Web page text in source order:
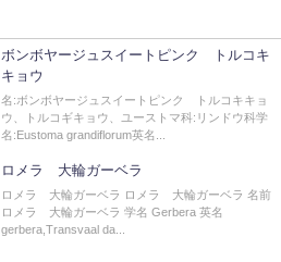
ボンボヤージュスイートピンク トルコキ
キョウ
名:ボンボヤージュスイートピンク トルコキキョ
ウ、トルコギキョウ、ユーストマ科:リンドウ科学
名:Eustoma grandiflorum英名...
ロメラ 大輪ガーベラ
ロメラ 大輪ガーベラ ロメラ 大輪ガーベラ 名前
ロメラ 大輪ガーベラ 学名 Gerbera 英名
gerbera,Transvaal da...